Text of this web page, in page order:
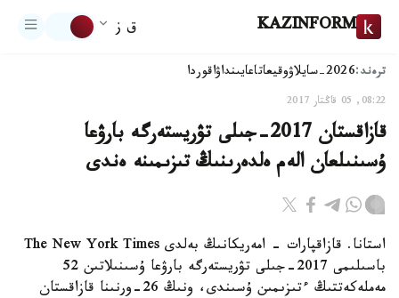
KAZINFORM ق ز
ترەند:2026-سايلاۋ وقيعاتاعايىنداۋاقوردا
08:22, 05 قاڭتار 2017
قازاقستان 2017-جىلى تۋريستەرگە بارۋعا
ۇسىنىلعان الەم ەلدەرىنىڭ تىزىمىنە ەندى
استانا. قازاقپارات - امەريكانىڭ بەلدى The New York Times
باسىلىمى 2017-جىلى تۋريستەرگە بارۋعا ۇسىنىلاتىن 52
مەملەكەتتىڭ ءتىزىمىن ۇسىندى، ونىڭ 26-ورنىنا قازاقستان